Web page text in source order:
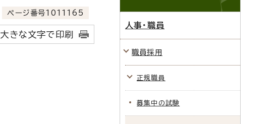
ページ番号1011165
大きな文字で印刷
人事・職員
職員採用
正規職員
募集中の試験